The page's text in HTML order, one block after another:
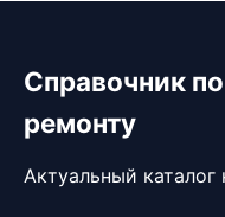
Справочник
ремонту
Актуальный